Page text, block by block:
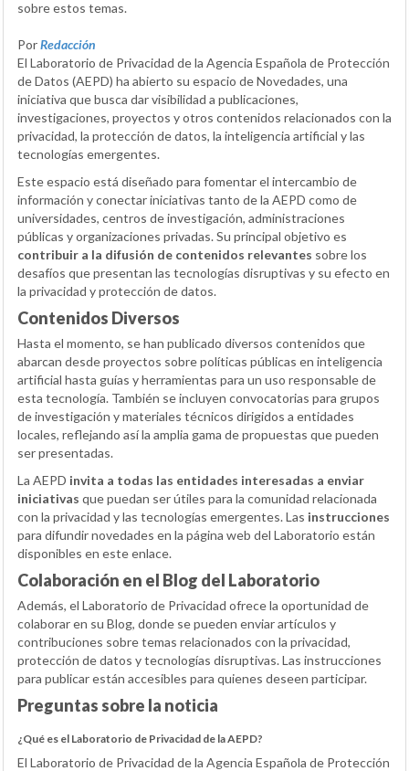
sobre estos temas.
PorRedacción
El Laboratorio de Privacidad de la Agencia Española de Protección
de Datos (AEPD) ha abierto su espacio de Novedades, una
iniciativa que busca dar visibilidad a publicaciones,
investigaciones, proyectos y otros contenidos relacionados con la
privacidad, la protección de datos, la inteligencia artificial y las
tecnologías emergentes.
Este espacio está diseñado para fomentar el intercambio de
información y conectar iniciativas tanto de la AEPD como de
universidades, centros de investigación, administraciones
públicas y organizaciones privadas. Su principal objetivo es
contribuir a la difusión de contenidos relevantes sobre los
desafíos que presentan las tecnologías disruptivas y su efecto en
la privacidad y protección de datos.
Contenidos Diversos
Hasta el momento, se han publicado diversos contenidos que
abarcan desde proyectos sobre políticas públicas en inteligencia
artificial hasta guías y herramientas para un uso responsable de
esta tecnología. También se incluyen convocatorias para grupos
de investigación y materiales técnicos dirigidos a entidades
locales, reflejando así la amplia gama de propuestas que pueden
ser presentadas.
La AEPD invita a todas las entidades interesadas a enviar
iniciativas que puedan ser útiles para la comunidad relacionada
con la privacidad y las tecnologías emergentes. Las instrucciones
para difundir novedades en la página web del Laboratorio están
disponibles en este enlace.
Colaboración en el Blog del Laboratorio
Además, el Laboratorio de Privacidad ofrece la oportunidad de
colaborar en su Blog, donde se pueden enviar artículos y
contribuciones sobre temas relacionados con la privacidad,
protección de datos y tecnologías disruptivas. Las instrucciones
para publicar están accesibles para quienes deseen participar.
Preguntas sobre la noticia
¿Qué es el Laboratorio de Privacidad de la AEPD?
El Laboratorio de Privacidad de la Agencia Española de Protección